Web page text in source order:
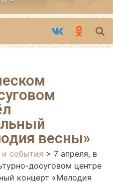
весны»
события > 7 апреля, в
досуговом центре
концерт «Мелодия